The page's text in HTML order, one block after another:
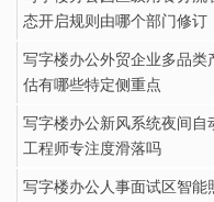
态开启规则由哪个部门修订
写字楼办公外贸企业多品
估有哪些特定侧重点
写字楼办公新风系统夜间
工程师专注度滑落吗
写字楼办公人事面试区智能